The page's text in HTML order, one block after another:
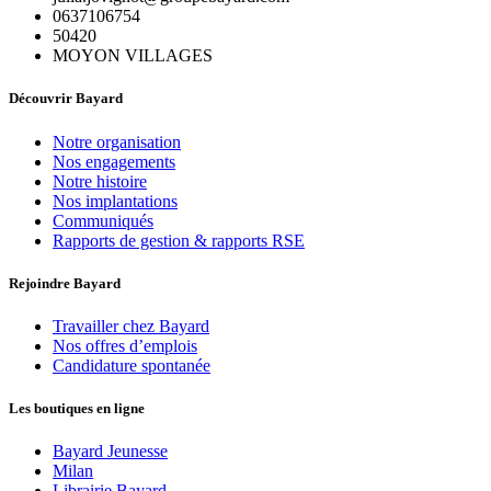
0637106754
50420
MOYON VILLAGES
Découvrir Bayard
Notre organisation
Nos engagements
Notre histoire
Nos implantations
Communiqués
Rapports de gestion & rapports RSE
Rejoindre Bayard
Travailler chez Bayard
Nos offres d’emplois
Candidature spontanée
Les boutiques en ligne
Bayard Jeunesse
Milan